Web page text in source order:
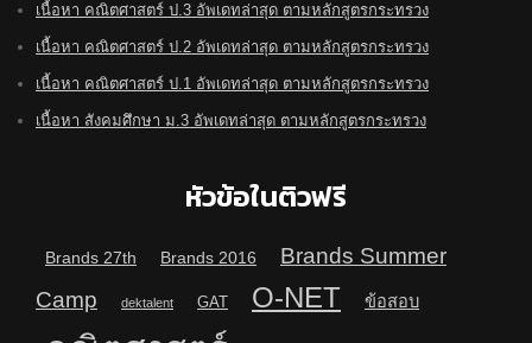
เนื้อหา คณิตศาสตร์ ป.3 อัพเดทล่าสุด ตามหลักสูตรกระทรวง
เนื้อหา คณิตศาสตร์ ป.2 อัพเดทล่าสุด ตามหลักสูตรกระทรวง
เนื้อหา คณิตศาสตร์ ป.1 อัพเดทล่าสุด ตามหลักสูตรกระทรวง
เนื้อหา สังคมศึกษา ม.3 อัพเดทล่าสุด ตามหลักสูตรกระทรวง
หัวข้อในติวฟรี
Brands 27th Brands 2016
Brands Summer
Camp
dektalent GAT O-NET ข้อสอบ